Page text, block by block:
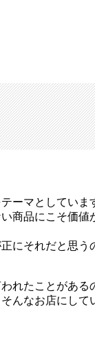
ーマとしていま
商品にこそ価値
にそれだと思う
れたことがある
んなお店にして